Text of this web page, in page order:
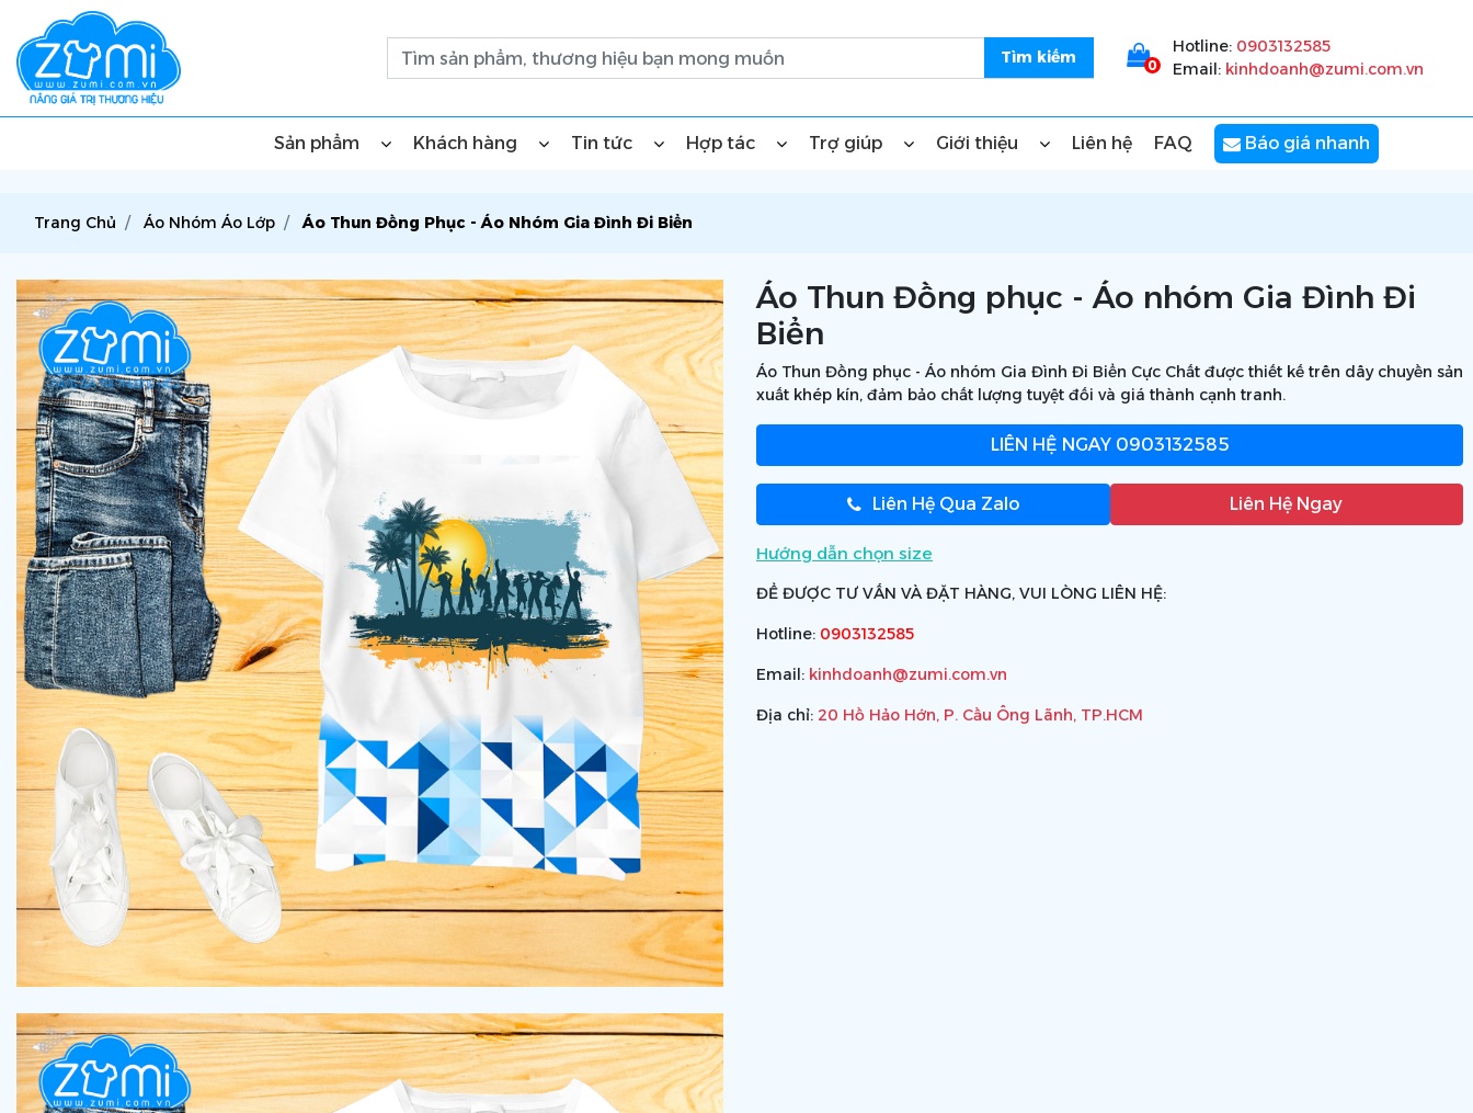
0
Hotline: 0903132585
Email: kinhdoanh@zumi.com.vn
Sản phẩm Khách hàng Tin tức Hợp tác Trợ giúp Giới thiệu Liên hệ FAQ Báo giá nhanh
Trang Chủ Áo Nhóm Áo Lớp Áo Thun Đồng Phục - Áo Nhóm Gia Đình Đi Biển
Áo Thun Đồng phục - Áo nhóm Gia Đình Đi
Biển
Áo Thun Đồng phục - Áo nhóm Gia Đình Đi Biển Cực Chất được thiết kế trên dây chuyền sản
xuất khép kín, đảm bảo chất lượng tuyệt đối và giá thành cạnh tranh.
LIÊN HỆ NGAY0903132585
Liên Hệ Qua Zalo Liên Hệ Ngay
Hướng dẫn chọn size
ĐỂ ĐƯỢC TƯ VẤN VÀ ĐẶT HÀNG, VUI LÒNG LIÊN HỆ:
Hotline: 0903132585
Email: kinhdoanh@zumi.com.vn
Địa chỉ: 20 Hồ Hảo Hớn, P. Cầu Ông Lãnh, TP.HCM